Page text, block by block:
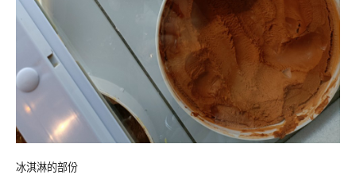
冰淇淋的部份